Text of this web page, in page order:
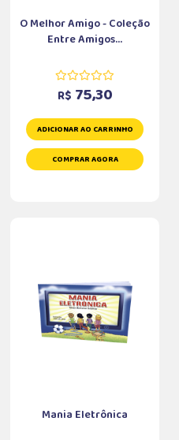
O Melhor Amigo - Coleção
Entre Amigos...
R$ 75,30
ADICIONAR AO CARRINHO
COMPRAR AGORA
Mania Eletrônica